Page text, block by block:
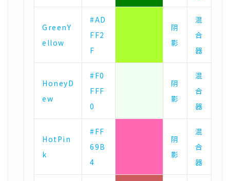
GreenY
ellow
#AD
FF2
F
阴
影
混
合
器
HoneyD
ew
#F0
FFF
0
阴
影
混
合
器
HotPin
k
#FF
69B
4
阴
影
混
合
器